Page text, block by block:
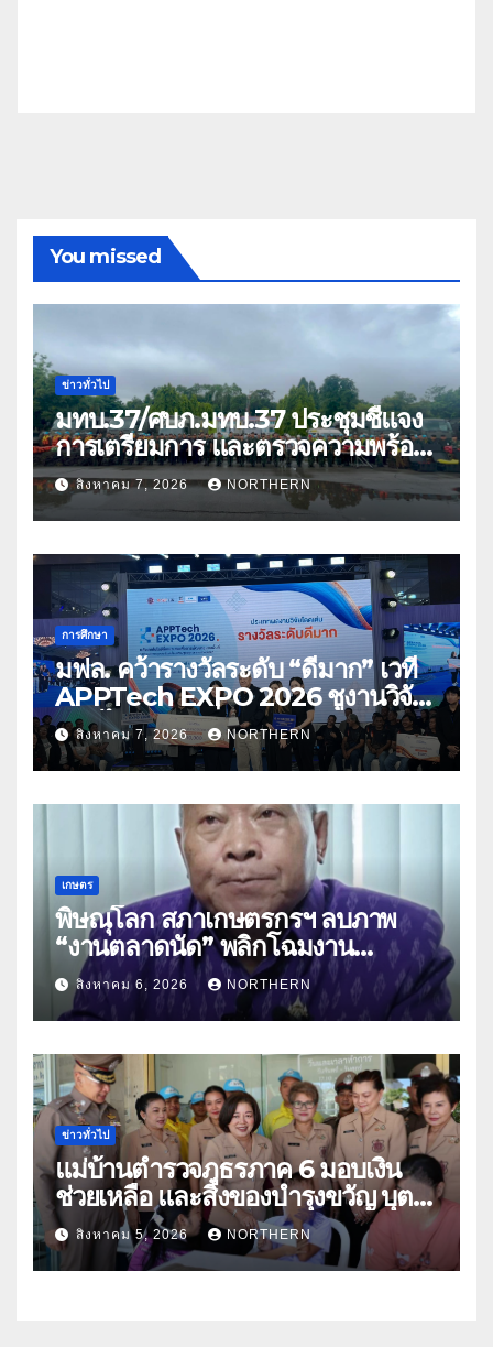
You missed
ข่าวทั่วไป
มทบ.37/ศบภ.มทบ.37 ประชุมชี้แจง
การเตรียมการ และตรวจความพร้อม
ด้านการบรรเทาสาธารณภัย
สิงหาคม 7, 2026 NORTHERN
การศึกษา
มฟล. คว้ารางวัลระดับ “ดีมาก” เวที
APPTech EXPO 2026 ชูงานวิจัย
สมุนไพร ขับเคลื่อนนวัตกรรมสู่เชิง
พาณิชย์
สิงหาคม 7, 2026 NORTHERN
เกษตร
พิษณุโลก สภาเกษตรกรฯ ลบภาพ
“งานตลาดนัด” พลิกโฉมงาน
“เกษตรรุ่งเรืองเมืองสองแคว 69” มุ่ง
ประโยชน์เกษตรกร ดึงนวัตกรรม-จับ
คู่ธุรกิจดันสินค้าเกษตรสู่สากล (คลิป)
สิงหาคม 6, 2026 NORTHERN
ข่าวทั่วไป
แม่บ้านตำรวจภูธรภาค 6 มอบเงิน
ช่วยเหลือ และสิ่งของบำรุงขวัญ บุตร-
ธิดา ข้าราชการตำรวจจังหวัด
อุทัยธานี
สิงหาคม 5, 2026 NORTHERN